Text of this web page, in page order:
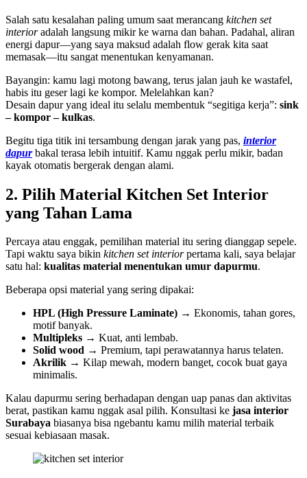
Salah satu kesalahan paling umum saat merancang kitchen set
interioradalah langsung mikir ke warna dan bahan. Padahal, aliran
energi dapur—yang saya maksud adalah flow gerak kita saat
memasak—itu sangat menentukan kenyamanan.
Bayangin: kamu lagi motong bawang, terus jalan jauh ke wastafel,
habis itu geser lagi ke kompor. Melelahkan kan?
Desain dapur yang ideal itu selalu membentuk “segitiga kerja”: sink
– kompor – kulkas.
Begitu tiga titik ini tersambung dengan jarak yang pas, interior
dapurbakal terasa lebih intuitif. Kamu nggak perlu mikir, badan
kayak otomatis bergerak dengan alami.
2. Pilih Material Kitchen Set Interior
yang Tahan Lama
Percaya atau enggak, pemilihan material itu sering dianggap sepele.
Tapi waktu saya bikin kitchen set interiorpertama kali, saya belajar
satu hal: kualitas material menentukan umur dapurmu.
Beberapa opsi material yang sering dipakai:
HPL (High Pressure Laminate) → Ekonomis, tahan gores,
motif banyak.
Multipleks → Kuat, anti lembab.
Solid wood → Premium, tapi perawatannya harus telaten.
Akrilik → Kilap mewah, modern banget, cocok buat gaya
minimalis.
Kalau dapurmu sering berhadapan dengan uap panas dan aktivitas
berat, pastikan kamu nggak asal pilih. Konsultasi ke jasa interior
Surabaya biasanya bisa ngebantu kamu milih material terbaik
sesuai kebiasaan masak.